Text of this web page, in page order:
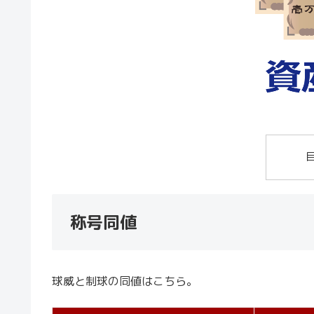
称号同値
球威と制球の同値はこちら。